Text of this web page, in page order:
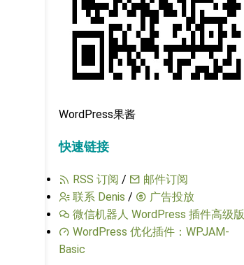
WordPress果酱
快速链接
RSS 订阅 /
邮件订阅
联系 Denis /
广告投放
微信机器人 WordPress 插件高级版
WordPress 优化插件：WPJAM-
Basic